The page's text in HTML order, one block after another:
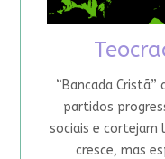
“Bancada Cristã”
partidos
sociais e cortejam
cresce, mas